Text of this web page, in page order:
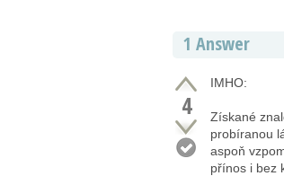
1 Answer
4
IMHO:
Získané
probíranou
aspoň
přínos i bez